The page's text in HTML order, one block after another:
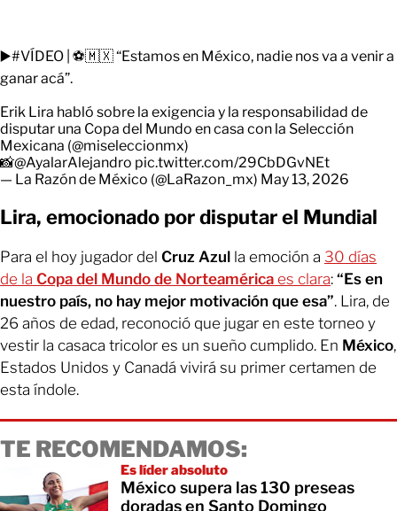
▶️#VÍDEO | ⚽🇲🇽 “Estamos en México, nadie nos va a venir a
ganar acá”.
Erik Lira habló sobre la exigencia y la responsabilidad de
disputar una Copa del Mundo en casa con la Selección
Mexicana (@miseleccionmx)
📸@AyalarAlejandro pic.twitter.com/29CbDGvNEt
— La Razón de México (@LaRazon_mx) May 13, 2026
Lira, emocionado por disputar el Mundial
Para el hoy jugador del Cruz Azul la emoción a 30 días
de la Copa del Mundo de Norteamérica es clara: “Es en
nuestro país, no hay mejor motivación que esa”. Lira, de
26 años de edad, reconoció que jugar en este torneo y
vestir la casaca tricolor es un sueño cumplido. En México,
Estados Unidos y Canadá vivirá su primer certamen de
esta índole.
TE RECOMENDAMOS:
Es líder absoluto
México supera las 130 preseas
doradas en Santo Domingo